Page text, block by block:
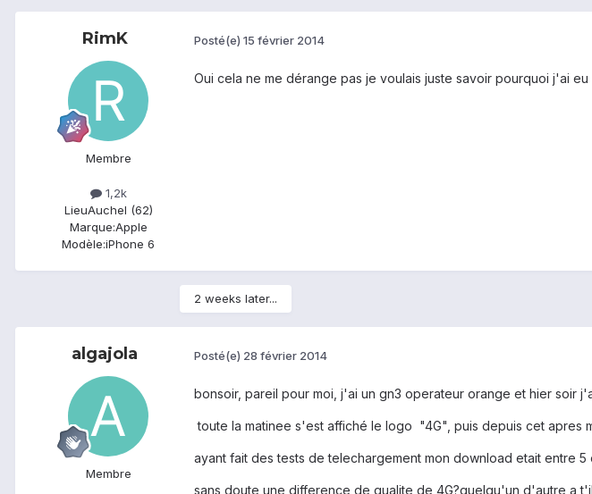
RimK
Membre
1,2k
LieuAuchel (62)
Marque:Apple
Modèle:iPhone 6
Posté(e) 15 février 2014
Oui cela ne me dérange pas je voulais juste savoir pourquoi j'ai
2 weeks later...
algajola
Membre
Posté(e) 28 février 2014
bonsoir, pareil pour moi, j'ai un gn3 operateur orange et hier soir
toute la matinee s'est affiché le logo "4G", puis depuis cet apres
ayant fait des tests de telechargement mon download etait entre
sans doute une difference de qualite de 4G?quelqu'un d'autre a